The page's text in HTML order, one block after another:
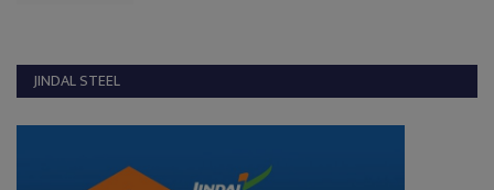
JINDAL STEEL